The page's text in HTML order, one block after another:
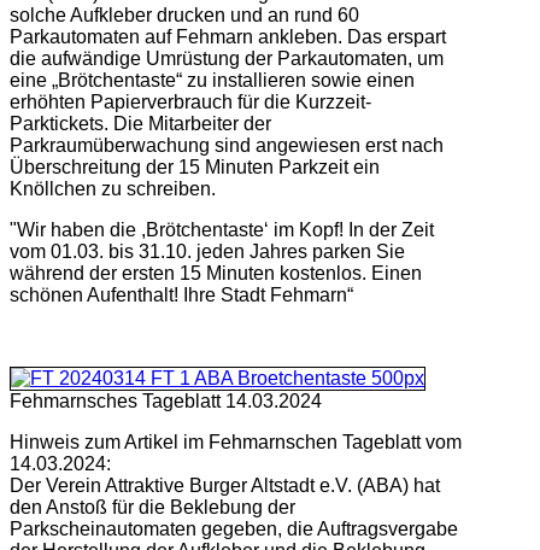
solche Aufkleber drucken und an rund 60
Parkautomaten auf Fehmarn ankleben. Das erspart
die aufwändige Umrüstung der Parkautomaten, um
eine „Brötchentaste“ zu installieren sowie einen
erhöhten Papierverbrauch für die Kurzzeit-
Parktickets. Die Mitarbeiter der
Parkraumüberwachung sind angewiesen erst nach
Überschreitung der 15 Minuten Parkzeit ein
Knöllchen zu schreiben.
"Wir haben die ,Brötchentaste‘ im Kopf! In der Zeit
vom 01.03. bis 31.10. jeden Jahres parken Sie
während der ersten 15 Minuten kostenlos. Einen
schönen Aufenthalt! Ihre Stadt Fehmarn“
Fehmarnsches Tageblatt 14.03.2024
Hinweis zum Artikel im Fehmarnschen Tageblatt vom
14.03.2024:
Der Verein Attraktive Burger Altstadt e.V. (ABA) hat
den Anstoß für die Beklebung der
Parkscheinautomaten gegeben, die Auftragsvergabe